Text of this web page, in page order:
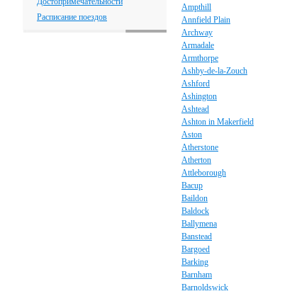
Расписание поездов
Ampthill
Annfield Plain
Archway
Armadale
Armthorpe
Ashby-de-la-Zouch
Ashford
Ashington
Ashtead
Ashton in Makerfield
Aston
Atherstone
Atherton
Attleborough
Bacup
Baildon
Baldock
Ballymena
Banstead
Bargoed
Barking
Barnham
Barnoldswick